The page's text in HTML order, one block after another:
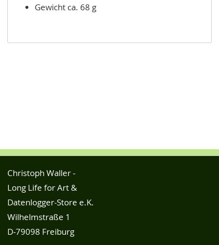
Gewicht ca. 68 g
Christoph Waller -
Long Life for Art &
Datenlogger-Store e.K.
Wilhelmstraße 1
D-79098 Freiburg